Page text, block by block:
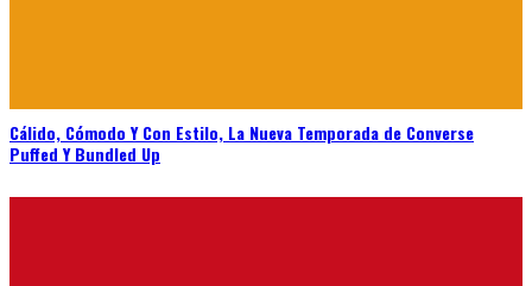
Cálido, Cómodo Y Con Estilo, La Nueva Temporada de Converse
Puffed Y Bundled Up